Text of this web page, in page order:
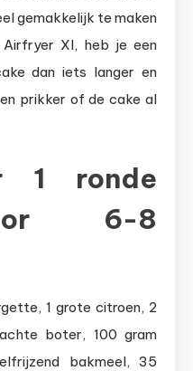
gemakkelijk te maken
Xl, heb je een
dan iets langer en
prikker of de cake al
1 ronde
6-8
1 grote citroen, 2
boter, 100 gram
bakmeel, 35